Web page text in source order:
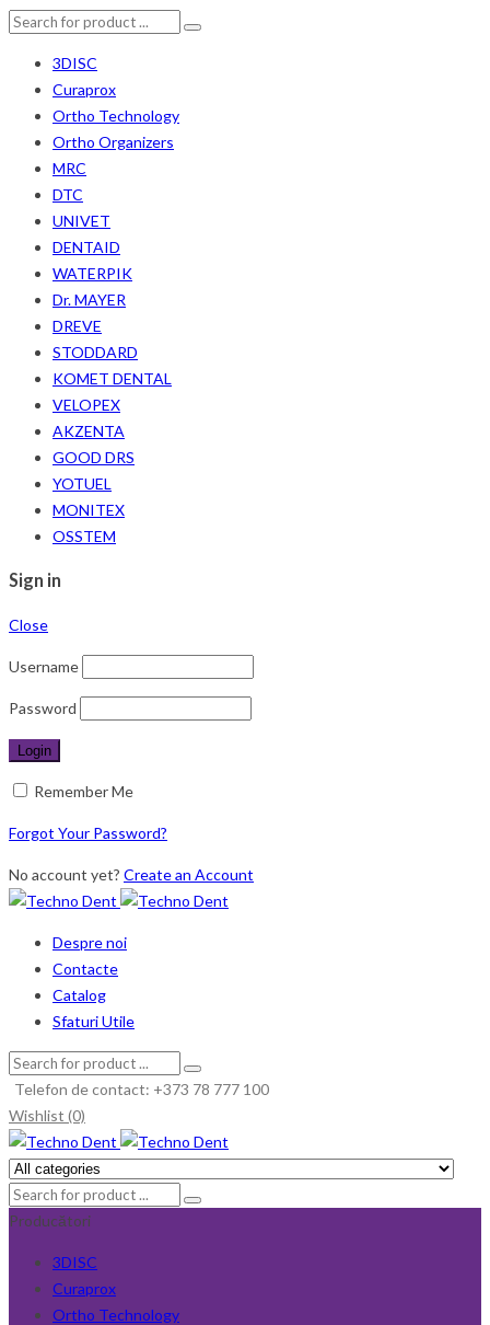
3DISC
Curaprox
Ortho Technology
Ortho Organizers
MRC
DTC
UNIVET
DENTAID
WATERPIK
Dr. MAYER
DREVE
STODDARD
KOMET DENTAL
VELOPEX
AKZENTA
GOOD DRS
YOTUEL
MONITEX
OSSTEM
Sign in
Close
Username
Password
Remember Me
Forgot Your Password?
No account yet? Create an Account
Despre noi
Contacte
Catalog
Sfaturi Utile
Telefon de contact: +373 78 777 100
Wishlist (0)
Producători
3DISC
Curaprox
Ortho Technology